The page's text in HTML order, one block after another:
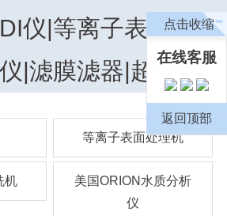
仪|等离子表面处理
|滤膜滤器|超纯水机
等离子表面处理机
机
美国ORION水质分析
仪
点击收缩
在线客服
返回顶部